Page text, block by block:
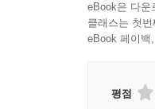
eBook은 다운
클래스는 첫
eBook 페이백
평점